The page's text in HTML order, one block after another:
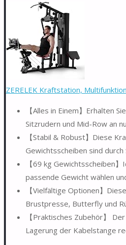
ZERELEK Kraftstation,
【Alles in Einem】Erhalten
Sitzrudern und Mid-Row an
【Stabil & Robust】Diese
Gewichtsscheiben sind durch
【69 kg Gewichtsscheiben
passende Gewicht wählen
【Vielfältige Optionen】
Brustpresse, Butterfly und
【Praktisches Zubehör】
Lagerung der Kabelstange